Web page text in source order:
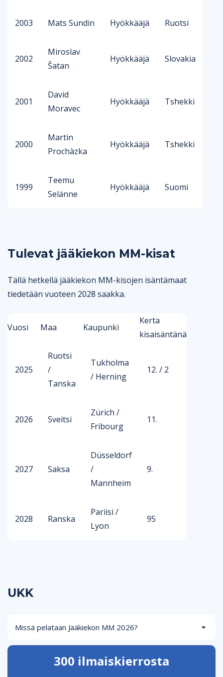
2003 Mats Sundin Hyökkääjä Ruotsi
2002
Miroslav
Šatan
Hyökkääjä Slovakia
2001
David
Moravec
Hyökkääjä Tshekki
2000
Martin
Prochàzka
Hyökkääjä Tshekki
1999
Teemu
Selänne
Hyökkääjä Suomi
Tulevat jääkiekon MM-kisat
Tällä hetkellä jääkiekon MM-kisojen isäntämaat
tiedetään vuoteen 2028 saakka.
Vuosi Maa Kaupunki
Kerta
kisaisäntänä
2025
Ruotsi
/
Tanska
Tukholma
/ Herning
12. / 2
2026 Sveitsi
Zürich /
Fribourg
11.
2027 Saksa
Düsseldorf
/
Mannheim
9.
2028 Ranska
Pariisi /
Lyon
95
UKK
Missä pelataan Jääkiekon MM 2026?
Kuka voittaa jääkiekon MM-kultaa vuonna 2026?
300 ilmaiskierrosta